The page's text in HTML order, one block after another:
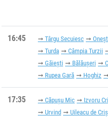
16:45 Târgu Secuiesc
Turda
Câmpia Turzii
Găieşti
Bălăușeri
Rupea Gară
Hoghiz
17:35 Căpușu Mic Izvoru
Urvind
Uileacu de Criș